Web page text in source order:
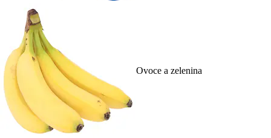
Ovoce a zelenina